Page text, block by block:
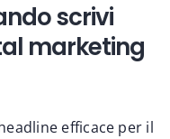
scrivi
marketing
efficace per il